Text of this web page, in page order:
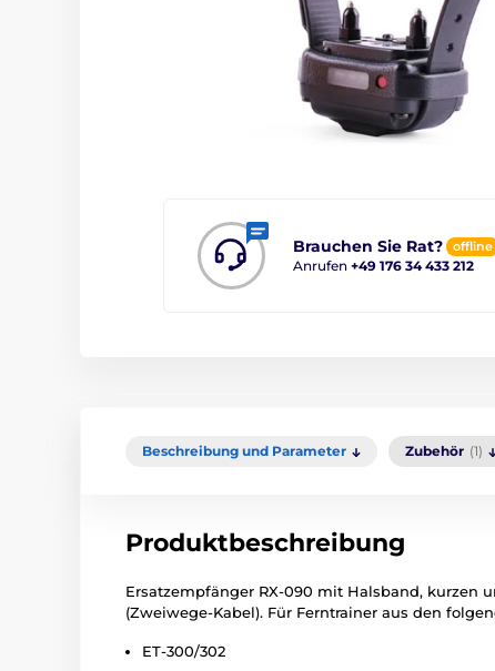
Brauchen Sie Rat? offline
Anrufen +49 176 34 433 212
Beschreibung und Parameter Zubehör (1)
Produktbeschreibung
Ersatzempfänger RX-090 mit Halsband, kurzen
(Zweiwege-Kabel). Für Ferntrainer aus den
ET-300/302